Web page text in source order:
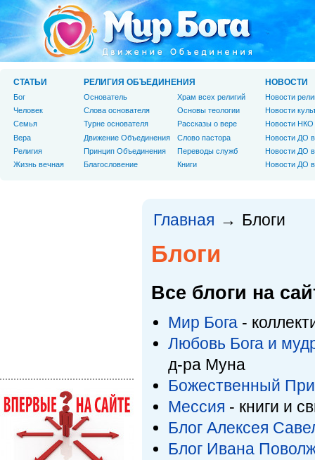
Главная → Блоги
Блоги
Все блоги на
Мир Бога -
Любовь Бога и
д-ра Муна
Божественный
Мессия - книги и
Блог Алексея
Блог Ивана
СТАТЬИ
Бог
Человек
Cемья
Вера
Религия
Жизнь вечная
РЕЛИГИЯ ОБЪЕДИНЕНИЯ
Основатель
Слова основателя
Турне основателя
Движение Объединения
Принцип Объединения
Благословение
Храм всех религий
Основы теологии
Рассказы о вере
Слово пастора
Переводы служб
Книги
НОВОСТИ
Новости
Новости
Новости НКО
Новости ДО
Новости ДО
Новости ДО